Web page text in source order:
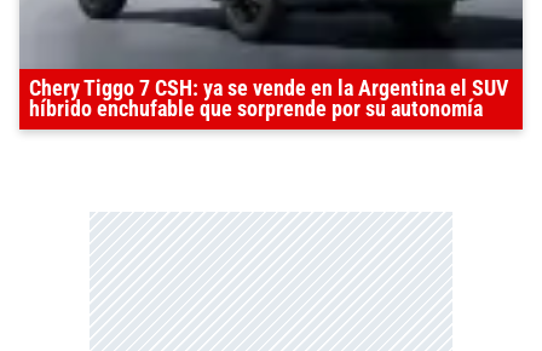
Chery Tiggo 7 CSH: ya se vende en la Argentina el SUV
híbrido enchufable que sorprende por su autonomía